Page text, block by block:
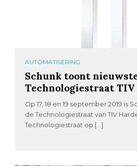
AUTOMATISERING
Schunk toont
Technologiestraat TIV
Op 17, 18 en 19 september 2019 is
de Technologiestraat van TIV
Technologiestraat op […]